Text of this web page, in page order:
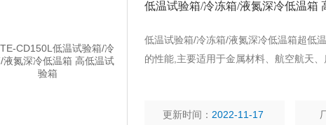
低温试验箱/冷冻箱/液氮深冷低温箱
低温试验箱/冷冻箱/液氮深冷低温箱超低
的性能,主要适用于金属材料、航空航天、
更新时间： 2022-11-17